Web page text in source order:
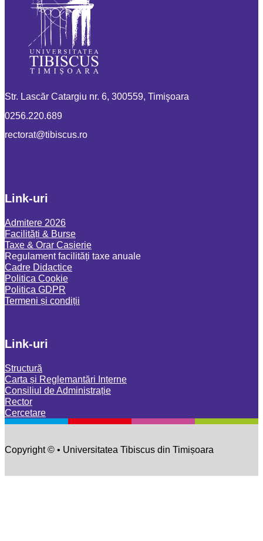
Str. Lascăr Catargiu nr. 6, 300559, Timişoara
0256.220.689
or.sucsibit@tarotcer
Link-uri
Admitere 2026
Facilități & Burse
Taxe & Orar Casierie
Regulament facilități taxe anuale
Cadre Didactice
Politica Cookie
Politica GDPR
Termeni și condiții
Link-uri
Structură
Carta și Reglemantări Interne
Consiliul de Administrație
Rector
Cercetare
Copyright © • Universitatea Tibiscus din Timișoara